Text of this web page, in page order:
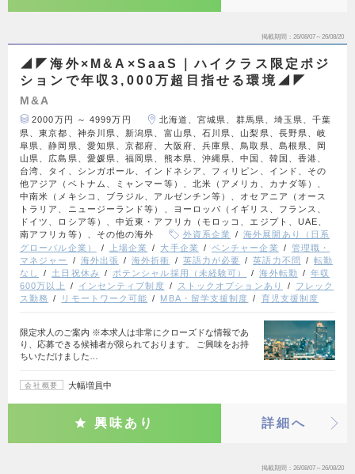
掲載期間 26/08/07～26/08/20
◢◤海外×M&A×SaaS｜ハイクラス限定ポジ
ションで年収3,000万超目指せる環境◢◤
M&A
2000万円 ～ 4999万円
北海道、宮城県、群馬県、埼玉県、千葉
県、東京都、神奈川県、新潟県、富山県、石川県、山梨県、長野県、岐
阜県、静岡県、愛知県、京都府、大阪府、兵庫県、鳥取県、島根県、岡
山県、広島県、愛媛県、福岡県、熊本県、沖縄県、中国、韓国、香港、
台湾、タイ、シンガポール、インドネシア、フィリピン、インド、その
他アジア（ベトナム、ミャンマー等）、北米（アメリカ、カナダ等）、
中南米（メキシコ、ブラジル、アルゼンチン等）、オセアニア（オース
トラリア、ニュージーランド等）、ヨーロッパ（イギリス、フランス、
ドイツ、ロシア等）、中近東・アフリカ（モロッコ、エジプト、UAE、
南アフリカ等）、その他の海外
外資系企業
海外展開あり（日系
グローバル企業）
上場企業 大手企業 ベンチャー企業
管理職・
マネジャー
海外出張 海外折衝 英語力が必要 英語力不問
転勤
なし
土日祝休み ポテンシャル採用（未経験可） 海外転勤
年収
600万以上
インセンティブ制度 ストックオプションあり
フレック
ス勤務
リモートワーク可能 MBA・留学支援制度 育児支援制度
限定求人のご案内 ※本求人は非常にクローズドな情報であ
り、応募できる候補者が限られております。 ご興味をお持
ちいただけました…
会社概要 大幅増員中
興味あり 詳細へ
掲載期間 26/08/07～26/08/20